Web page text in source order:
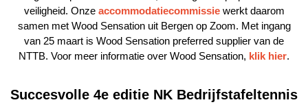
veiligheid. Onze accommodatiecommissiewerkt daarom
samen met Wood Sensation uit Bergen op Zoom. Met ingang
van 25 maart is Wood Sensation preferred supplier van de
NTTB. Voor meer informatie over Wood Sensation, klik hier.
Succesvolle 4e editie NK Bedrijfstafeltennis